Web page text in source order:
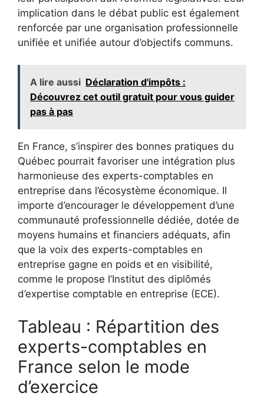
implication dans le débat public est également
renforcée par une organisation professionnelle
unifiée et unifiée autour d’objectifs communs.
A lire aussi Déclaration d'impôts :
Découvrez cet outil gratuit pour vous guider
pas à pas
En France, s’inspirer des bonnes pratiques du
Québec pourrait favoriser une intégration plus
harmonieuse des experts-comptables en
entreprise dans l’écosystème économique. Il
importe d’encourager le développement d’une
communauté professionnelle dédiée, dotée de
moyens humains et financiers adéquats, afin
que la voix des experts-comptables en
entreprise gagne en poids et en visibilité,
comme le propose l’Institut des diplômés
d’expertise comptable en entreprise (ECE).
Tableau : Répartition des
experts-comptables en
France selon le mode
d’exercice